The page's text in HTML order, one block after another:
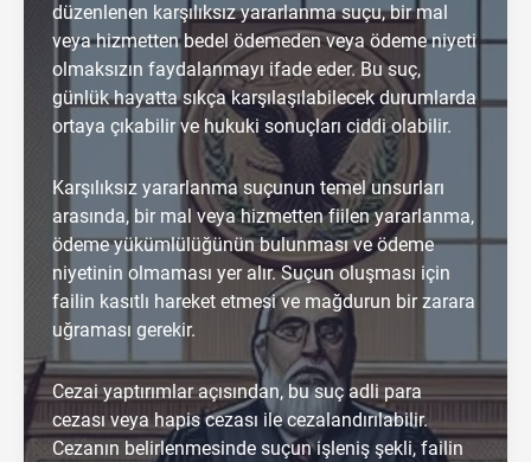
düzenlenen karşılıksız yararlanma suçu, bir mal
veya hizmetten bedel ödemeden veya ödeme niyeti
olmaksızın faydalanmayı ifade eder. Bu suç,
günlük hayatta sıkça karşılaşılabilecek durumlarda
ortaya çıkabilir ve hukuki sonuçları ciddi olabilir.
Karşılıksız yararlanma suçunun temel unsurları
arasında, bir mal veya hizmetten fiilen yararlanma,
ödeme yükümlülüğünün bulunması ve ödeme
niyetinin olmaması yer alır. Suçun oluşması için
failin kasıtlı hareket etmesi ve mağdurun bir zarara
uğraması gerekir.
Cezai yaptırımlar açısından, bu suç adli para
cezası veya hapis cezası ile cezalandırılabilir.
Cezanın belirlenmesinde suçun işleniş şekli, failin